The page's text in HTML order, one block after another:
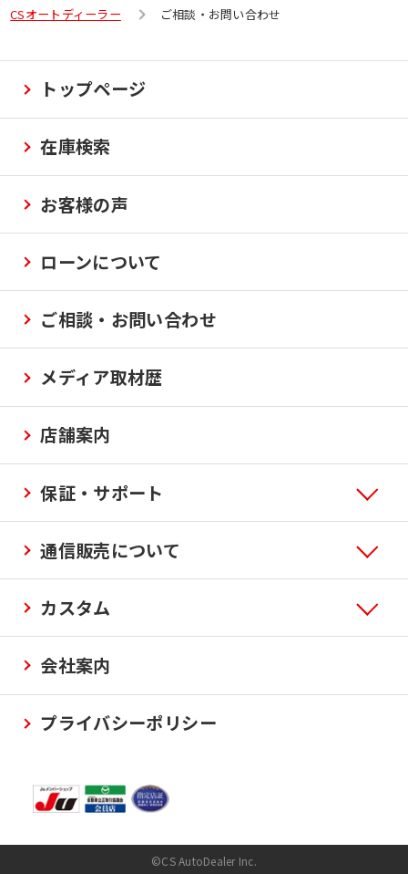
CSオートディーラー ご相談・お問い合わせ
トップページ
在庫検索
お客様の声
ローンについて
ご相談・お問い合わせ
メディア取材歴
店舗案内
保証・サポート
通信販売について
カスタム
会社案内
プライバシーポリシー
©CS AutoDealer Inc.